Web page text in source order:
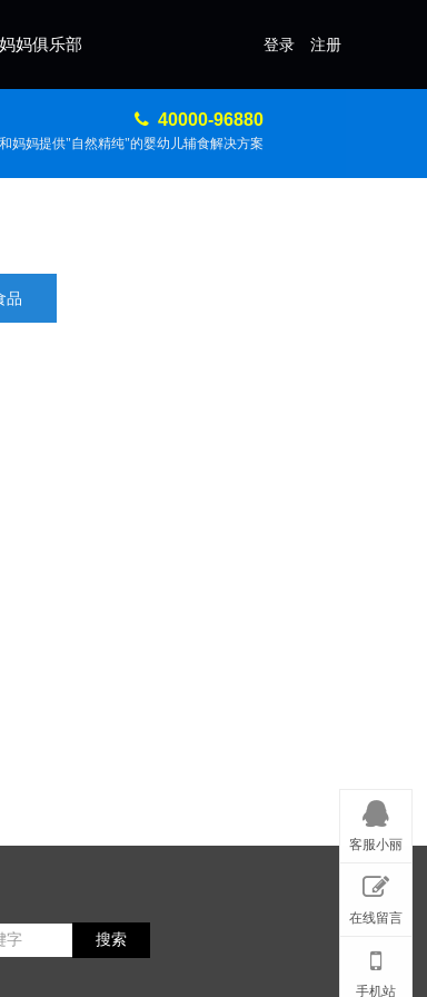
妈妈俱乐部 登录 注册
40000-96880
妈妈提供"自然精纯"的婴幼儿辅食解决方案
品
搜索
客服小丽
在线留言
手机站